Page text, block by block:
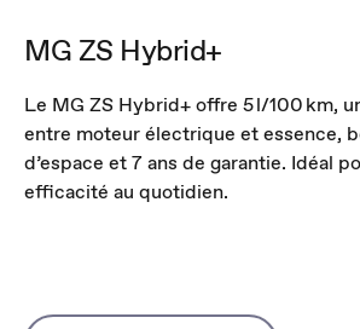
MG ZS Hybrid+
Le MG ZS Hybrid+ offre 5 l/100 km,
entre moteur électrique et essence,
d’espace et 7 ans de garantie. Idéal
efficacité au quotidien.